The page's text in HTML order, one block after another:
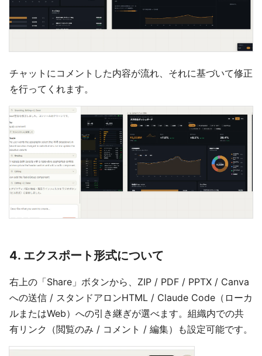
チャットにコメントした内容が流れ、それに基づいて修正
を行ってくれます。
4. エクスポート形式について
右上の「Share」ボタンから、ZIP / PDF / PPTX / Canva
への送信 / スタンドアロンHTML / Claude Code（ローカ
ルまたはWeb）への引き継ぎが選べます。組織内での共
有リンク（閲覧のみ / コメント / 編集）も設定可能です。